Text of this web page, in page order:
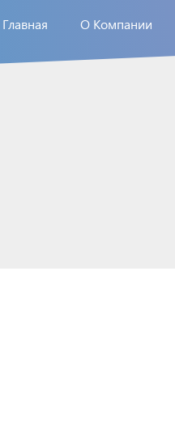
Главная О Компании